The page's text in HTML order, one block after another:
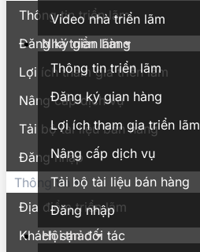
Video nhà triển lãm
Nhà triển lãm
Thông tin triển lãm
Đăng ký gian hàng
Lợi ích tham gia triển lãm
Nâng cấp dịch vụ
Tải bộ tài liệu bán hàng
Đăng nhập
Hội thảo
Thông tin triển lãm
Đăng ký gian hàng
Lợi ích tham gia triển lãm
Nâng cấp dịch vụ
Tải bộ tài liệu bán hàng
Đăng nhập
Thông tin
Địa điểm triển lãm
Khách sạn đối tác